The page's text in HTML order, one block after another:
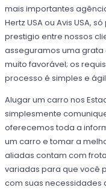
mais importantes
Hertz USA ou Avis USA,
prestigio entre nossos
asseguramos uma
muito favorável; os
processo é simples e
Alugar um carro nos
simplesmente
oferecemos toda a
um carro e tomar a
aliadas contam com
variadas para que você
com suas necessidades